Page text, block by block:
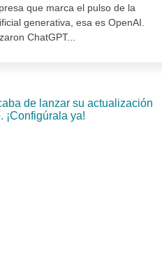
que marca el pulso de la
generativa, esa es OpenAI.
ChatGPT...